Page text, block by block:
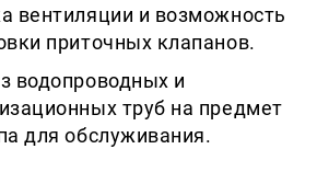
вентиляции и возможность
приточных клапанов.
водопроводных и
труб на предмет
для обслуживания.